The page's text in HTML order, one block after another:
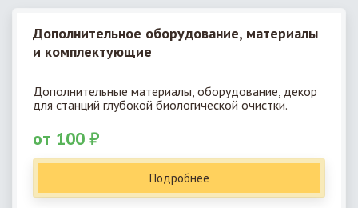
Дополнительное оборудование, материалы
и комплектующие
Дополнительные материалы, оборудование, декор
для станций глубокой биологической очистки.
от 100 ₽
Подробнее